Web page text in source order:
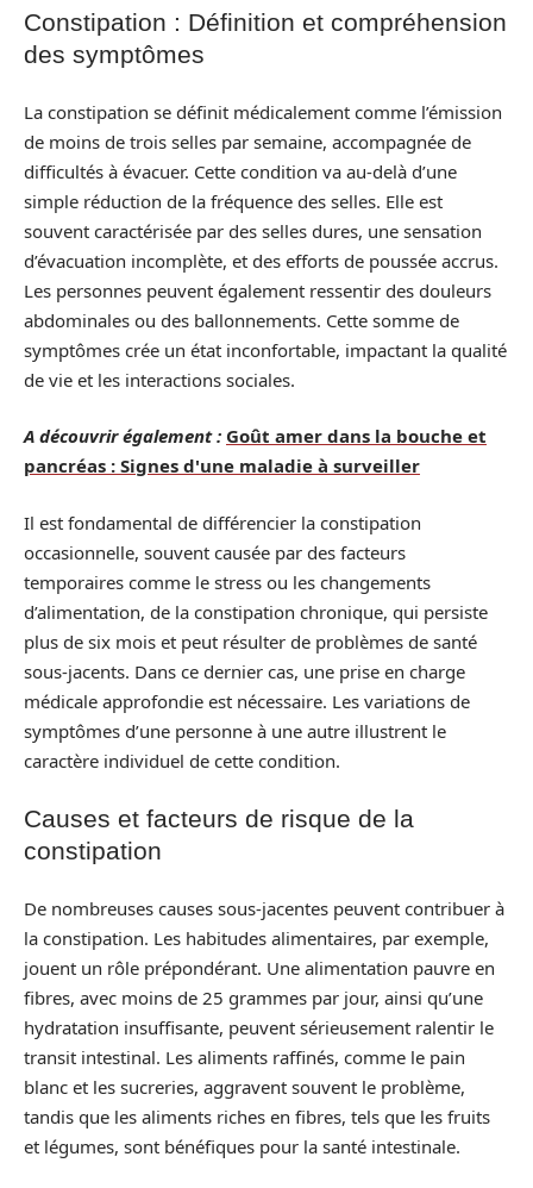
Constipation : Définition et compréhension
des symptômes
La constipation se définit médicalement comme l’émission
de moins de trois selles par semaine, accompagnée de
difficultés à évacuer. Cette condition va au-delà d’une
simple réduction de la fréquence des selles. Elle est
souvent caractérisée par des selles dures, une sensation
d’évacuation incomplète, et des efforts de poussée accrus.
Les personnes peuvent également ressentir des douleurs
abdominales ou des ballonnements. Cette somme de
symptômes crée un état inconfortable, impactant la qualité
de vie et les interactions sociales.
A découvrir également : Goût amer dans la bouche et
pancréas : Signes d'une maladie à surveiller
Il est fondamental de différencier la constipation
occasionnelle, souvent causée par des facteurs
temporaires comme le stress ou les changements
d’alimentation, de la constipation chronique, qui persiste
plus de six mois et peut résulter de problèmes de santé
sous-jacents. Dans ce dernier cas, une prise en charge
médicale approfondie est nécessaire. Les variations de
symptômes d’une personne à une autre illustrent le
caractère individuel de cette condition.
Causes et facteurs de risque de la
constipation
De nombreuses causes sous-jacentes peuvent contribuer à
la constipation. Les habitudes alimentaires, par exemple,
jouent un rôle prépondérant. Une alimentation pauvre en
fibres, avec moins de 25 grammes par jour, ainsi qu’une
hydratation insuffisante, peuvent sérieusement ralentir le
transit intestinal. Les aliments raffinés, comme le pain
blanc et les sucreries, aggravent souvent le problème,
tandis que les aliments riches en fibres, tels que les fruits
et légumes, sont bénéfiques pour la santé intestinale.